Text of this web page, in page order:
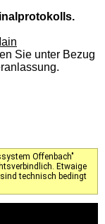
Sie unter Bezug
Offenbach"
Etwaige
technisch bedingt